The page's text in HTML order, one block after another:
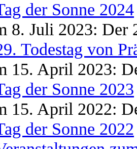
der Sonne 2024
8. Juli 2023: Der
Todestag von
15. April 2023:
der Sonne 2023
15. April 2022:
der Sonne 2022